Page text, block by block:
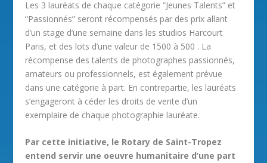
Les 3 lauréats de chaque catégorie “Jeunes Talents” et
“Passionnés” seront récompensés par des prix allant
d’un stage d’une semaine dans les studios Harcourt
Paris, et des lots d’une valeur de 1500 à 500 . La
récompense des talents de photographes passionnés,
amateurs ou professionnels, est également prévue
dans une catégorie à part. En contrepartie, les lauréats
s’engageront à céder les droits de vente d’un
exemplaire de chaque photographie lauréate.
Par cette initiative, le Rotary de Saint-Tropez
entend servir une oeuvre humanitaire d’une part